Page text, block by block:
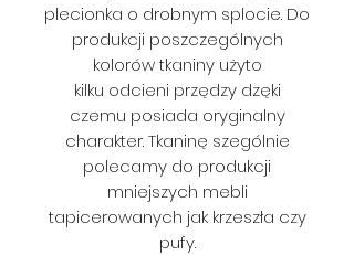
plecionka o drobnym splocie. Do
produkcji poszczególnych
kolorów tkaniny użyto
kilku odcieni przędzy dzęki
czemu posiada oryginalny
charakter. Tkaninę szególnie
polecamy do produkcji
mniejszych mebli
tapicerowanych jak krzeszła czy
pufy.